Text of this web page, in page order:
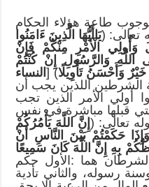
بوجوب طاعة هؤلاء الحكام
تعالى: (يَاأَيُّهَا الَّذِينَ ءَامَنُوا
وَأُولِي الْأَمْرِ مِنْكُمْ فَإِنْ
اللَّهِ وَالرَّسُولِ إِنْ كُنْتُمْ
خَيْرٌ وَأَحْسَنُ تَأْوِيلًا) [النساء
الشرطين اللذين يجب أن
أولي الأمر الذين تجب
قبلها مباشرة في نفس
تعالى: (إِنَّ اللَّهَ يَأْمُرُكُمْ
وَإِذَا حَكَمْتُمْ بَيْنَ النَّاسِ أَنْ
بِهِ إِنَّ اللَّهَ كَانَ سَمِيعًا
هما :الأول حكم
رسوله، والثاني تأدية